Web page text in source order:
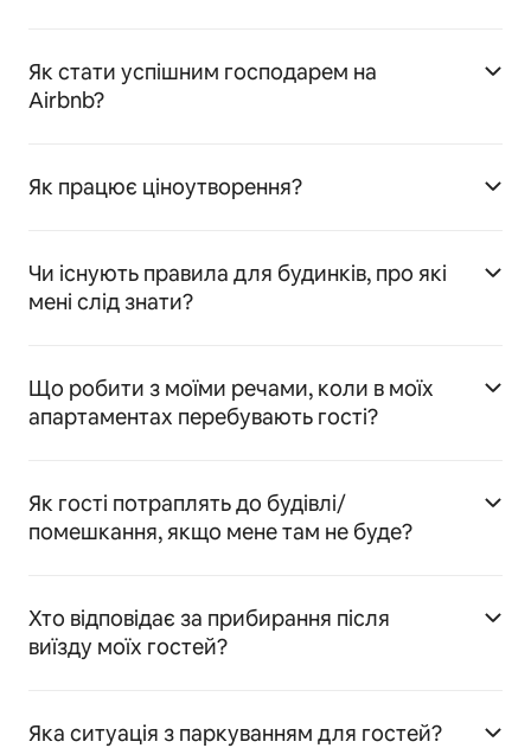
Як стати успішним господарем на
Airbnb?
Як працює ціноутворення?
Чи існують правила для будинків, про які
мені слід знати?
Що робити з моїми речами, коли в моїх
апартаментах перебувають гості?
Як гості потраплять до будівлі/
помешкання, якщо мене там не буде?
Хто відповідає за прибирання після
виїзду моїх гостей?
Яка ситуація з паркуванням для гостей?